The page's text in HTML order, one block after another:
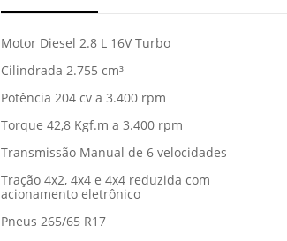
Motor Diesel 2.8 L 16V Turbo
Cilindrada 2.755 cm³
Potência 204 cv a 3.400 rpm
Torque 42,8 Kgf.m a 3.400 rpm
Transmissão Manual de 6 velocidades
Tração 4x2, 4x4 e 4x4 reduzida com
acionamento eletrônico
Pneus 265/65 R17